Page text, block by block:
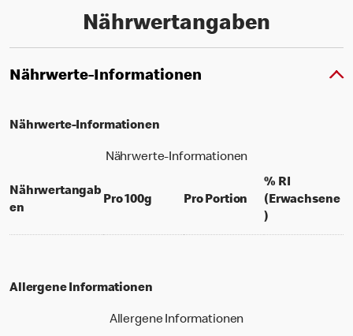
Nährwertangaben
Nährwerte-Informationen
Nährwerte-Informationen
Nährwerte-Informationen
Nährwertangab
en
Pro 100gper 100 grams
Pro Portion per portion
% RI
(Erwachsene
)% daily value
Allergene Informationen
Allergene Informationen